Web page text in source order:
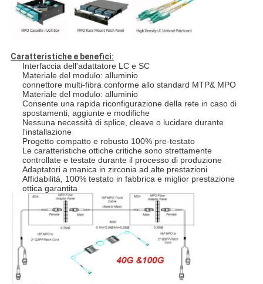
Caratteristiche e benefici:
Interfaccia dell'adattatore LC e SC
Materiale del modulo: alluminio
connettore multi-fibra conforme allo standard MTP& MPO
Materiale del modulo: alluminio
Consente una rapida riconfigurazione della rete in caso di
spostamenti, aggiunte e modifiche
Nessuna necessità di splice, cleave o lucidare durante
l'installazione
Progetto compatto e robusto 100% pre-testato
Le caratteristiche ottiche critiche sono strettamente
controllate e testate durante il processo di produzione
Adaptatori a manica in zirconia ad alte prestazioni
Affidabilità, 100% testato in fabbrica e miglior prestazione
ottica garantita